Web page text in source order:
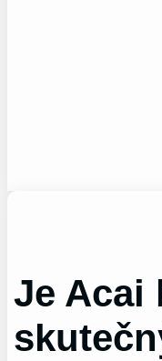
Je Acai